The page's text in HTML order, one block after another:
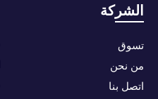
الشركة
تسوق
من نحن
اتصل بنا